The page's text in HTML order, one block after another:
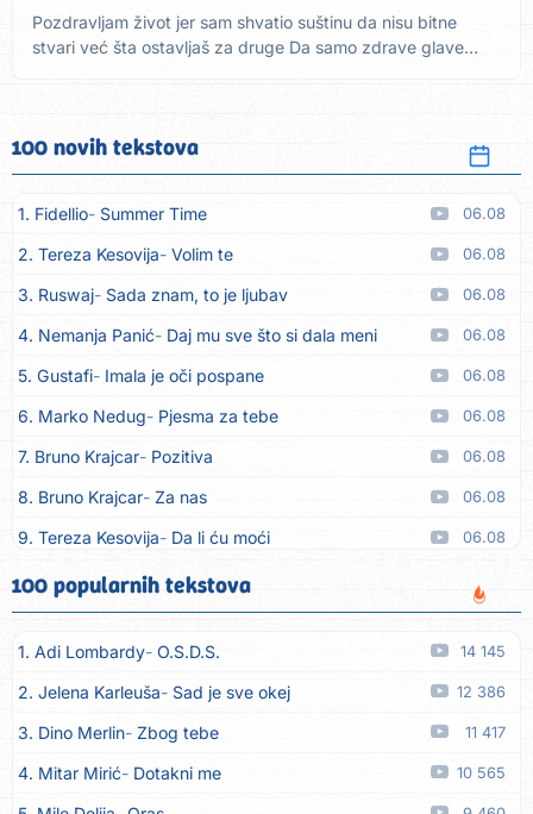
Pozdravljam život jer sam shvatio suštinu da nisu bitne
stvari već šta ostavljaš za druge Da samo zdrave glave
100 novih tekstova
1. Fidellio Summer Time 06.08
2. Tereza Kesovija Volim te 06.08
3. Ruswaj Sada znam, to je ljubav 06.08
4. Nemanja Panić Daj mu sve što si dala meni 06.08
5. Gustafi Imala je oči pospane 06.08
6. Marko Nedug Pjesma za tebe 06.08
7. Bruno Krajcar Pozitiva 06.08
8. Bruno Krajcar Za nas 06.08
9. Tereza Kesovija Da li ću moći 06.08
10. Lidija Bačić Neka se vino toči (Nazdravlje)
11. Karin Kuljanić Nisi zavridel 06.08
12. Tamara Brusić Nigdi ni lipo ko doma 06.08
13. Tamara Brusić Biž´mo ća 06.08
14. Rusko Richie Bila si, bila 06.08
15. Rusko Richie Ti i ja 06.08
100 popularnih tekstova
1. Adi Lombardy O.S.D.S. 14 145
2. Jelena Karleuša Sad je sve okej 12 386
3. Dino Merlin Zbog tebe 11 417
4. Mitar Mirić Dotakni me 10 565